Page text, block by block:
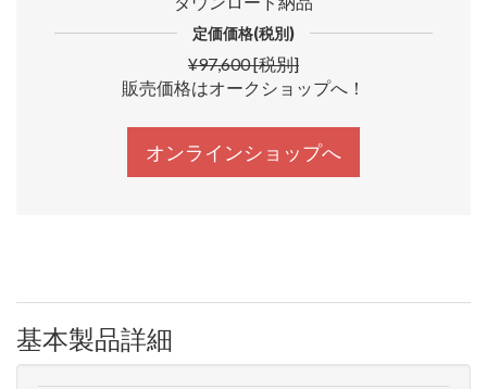
定価価格(税別)
¥97,600 [税別]
販売価格はオークショップへ！
オンラインショップへ
基本製品詳細